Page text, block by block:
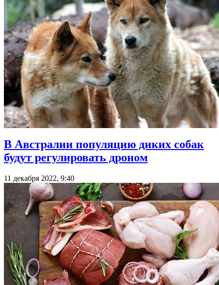
В Австралии популяцию диких собак
будут регулировать дроном
11 декабря 2022, 9:40